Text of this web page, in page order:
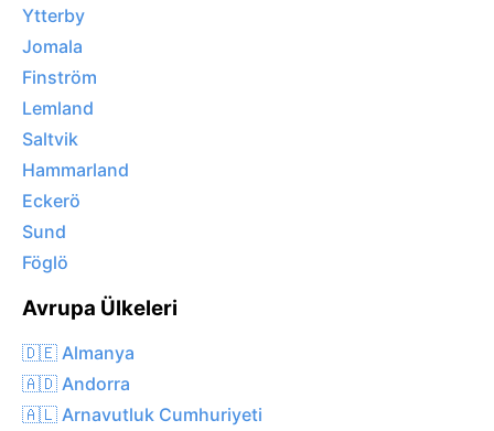
Ytterby
Jomala
Finström
Lemland
Saltvik
Hammarland
Eckerö
Sund
Föglö
Avrupa Ülkeleri
🇩🇪 Almanya
🇦🇩 Andorra
🇦🇱 Arnavutluk Cumhuriyeti